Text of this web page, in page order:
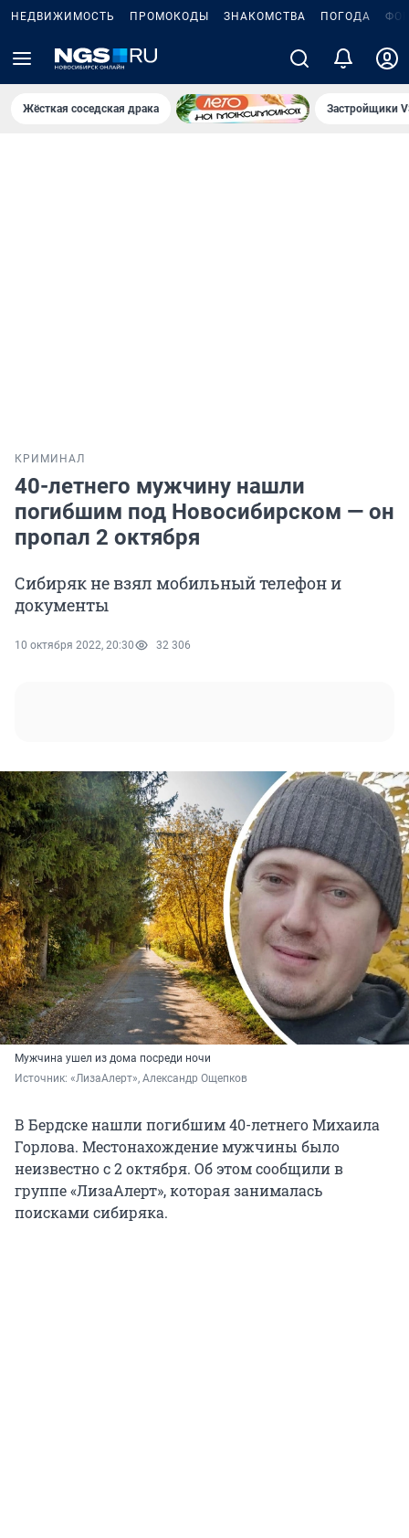
НЕДВИЖИМОСТЬ ПРОМОКОДЫ ЗНАКОМСТВА ПОГОДА
Жёсткая соседская драка Застройщики
КРИМИНАЛ
40-летнего мужчину нашли
погибшим под Новосибирском — он
пропал 2 октября
Сибиряк не взял мобильный телефон и
документы
10 октября 2022, 20:30 32 306
Мужчина ушел из дома посреди ночи
Источник: «ЛизаАлерт», Александр Ощепков
В Бердске нашли погибшим 40-летнего Михаила
Горлова. Местонахождение мужчины было
неизвестно с 2 октября. Об этом сообщили в
группе «ЛизаАлерт», которая занималась
поисками сибиряка.